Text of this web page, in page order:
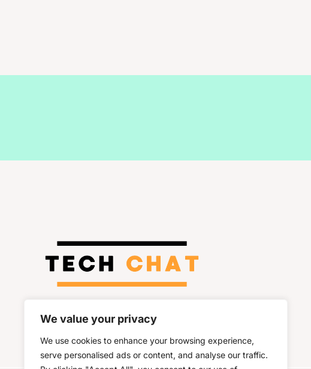
We value your privacy
We use cookies to enhance your browsing experience,
serve personalised ads or content, and analyse our traffic.